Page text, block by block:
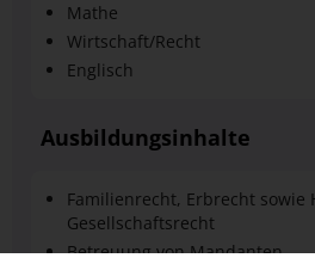
Mathe
Wirtschaft/Recht
Englisch
Ausbildungsinhalte
Familienrecht, Erbrecht sowie
Gesellschaftsrecht
Betreuung von Mandanten